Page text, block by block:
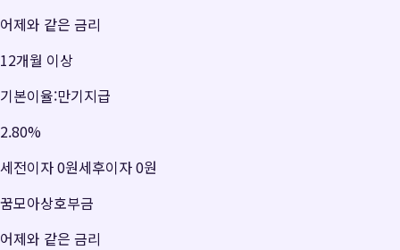
어제와 같은 금리
12개월 이상
기본이율:만기지급
2.80%
세전이자0원세후이자0원
꿈모아상호부금
어제와 같은 금리